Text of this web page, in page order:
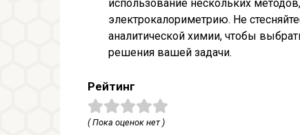
использование нескольких
электрокалориметрию. Не
аналитической химии, чтобы
решения вашей задачи.
Рейтинг
( Пока оценок нет )